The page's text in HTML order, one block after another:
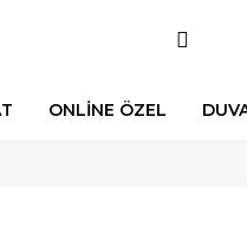
ONLİNE ÖZEL